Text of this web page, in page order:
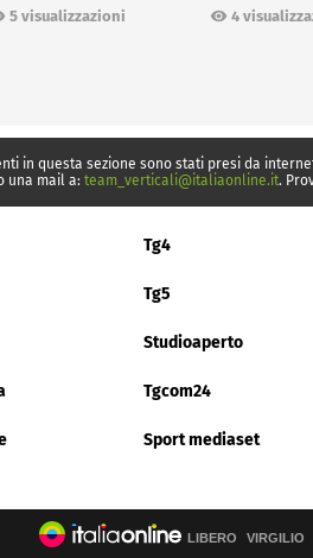
5 visualizzazioni
Ceuta
4
in questa sezione sono stati presi da
una mail a: team_verticali@italiaonline.it.
Tg4
Tg5
Studioaperto
Tgcom24
Sport mediaset
LIBERO VIRGILIO